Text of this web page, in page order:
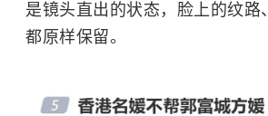
是镜头直出的状态，脸上的纹路
都原样保留。